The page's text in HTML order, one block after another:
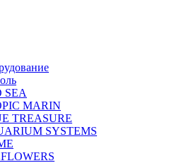
SEA
MARIN
TREASURE
SYSTEMS